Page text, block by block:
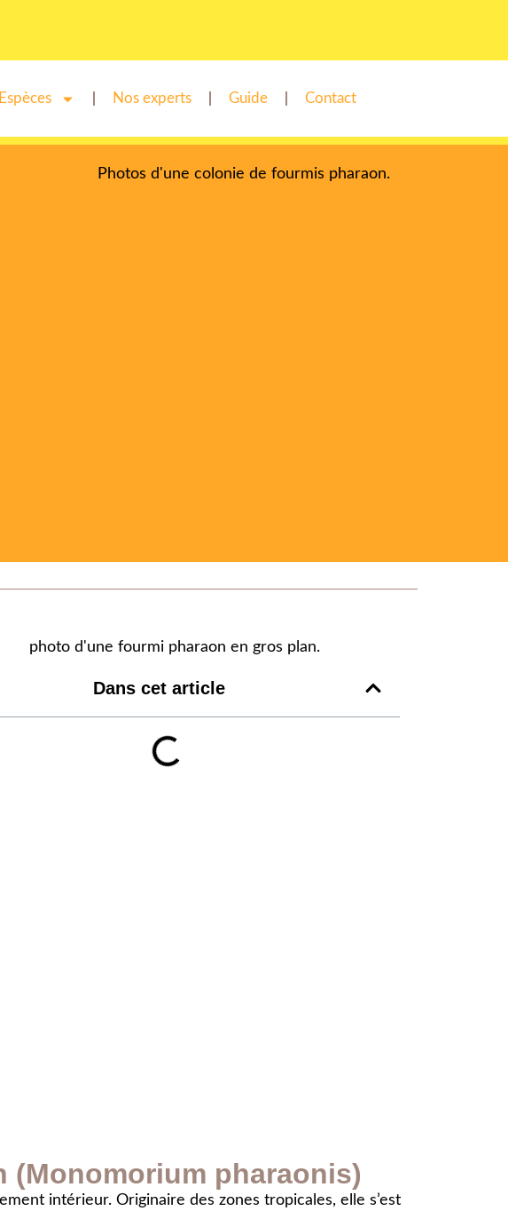
Espèces Nos experts Guide Contact
Dans cet article
(Monomorium pharaonis)
intérieur. Originaire des zones tropicales, elle s’est